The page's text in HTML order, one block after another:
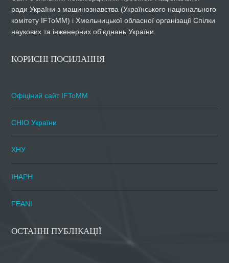
ради України з машинознавства (Українського національного
комітету IFToMM) і Хмельницької обласної організації Спілки
наукових та інженерних об'єднань України.
КОРИСНІ ПОСИЛАННЯ
Офіціний сайт IFToMM
СНІО України
ХНУ
ІНАРН
FEANI
ОСТАННІ ПУБЛІКАЦІЇ